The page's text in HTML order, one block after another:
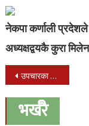
नेकपा कर्णाली
अध्यक्षद्वयकै कुरा मिलेन
Post
navigation
उपचारका मृत्यु भएकाका आफन्त र नेपालगन्ज मेडिकल कलेज प्रशासनबीच विवाद कायमै
भर्खरै